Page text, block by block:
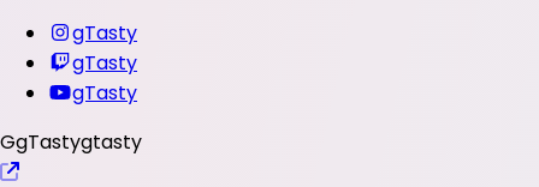
gTasty
gTasty
gTasty
GgTastygtasty